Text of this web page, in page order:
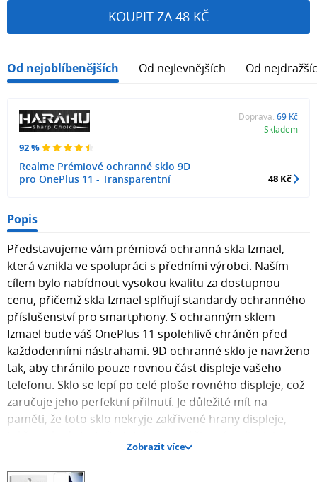
KOUPIT ZA 48 KČ
Od nejoblíbenějších Od nejlevnějších Od
92 %
Realme Prémiové ochranné sklo 9D
pro OnePlus 11 - Transparentní
Doprava: 69 Kč
Skladem
48 Kč
Popis
Představujeme vám prémiová ochranná skla Izmael,
která vznikla ve spolupráci s předními výrobci. Naším
cílem bylo nabídnout vysokou kvalitu za dostupnou
cenu, přičemž skla Izmael splňují standardy ochranného
příslušenství pro smartphony. S ochranným sklem
Izmael bude váš OnePlus 11 spolehlivě chráněn před
každodenními nástrahami. 9D ochranné sklo je navrženo
tak, aby chránilo pouze rovnou část displeje vašeho
telefonu. Sklo se lepí po celé ploše rovného displeje, což
zaručuje jeho perfektní přilnutí. Je důležité mít na
paměti, že toto sklo nekryje zakřivené hrany displeje,
ochrana se vztahuje pouze na rovné části. Návod na
aplikaci ochranného skla Instalace ochranného skla je
Zobrazit více